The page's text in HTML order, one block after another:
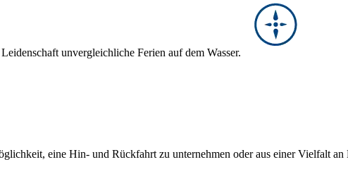
unvergleichliche Ferien auf dem Wasser.
eine Hin- und Rückfahrt zu unternehmen oder aus einer Vielfalt an